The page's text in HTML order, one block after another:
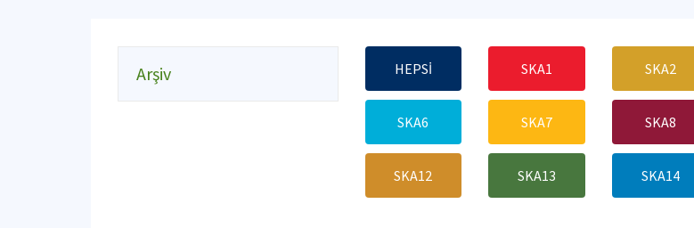
Arşiv HEPSİ SKA1 SKA2
SKA6 SKA7 SKA8
SKA12 SKA13 SKA14